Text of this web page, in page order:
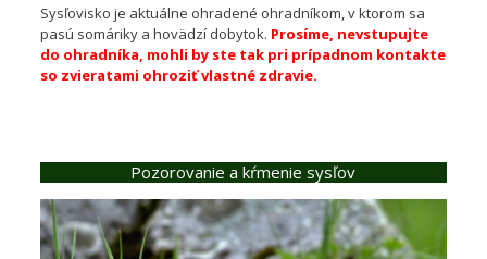
Sysľovisko je aktuálne ohradené ohradníkom, v ktorom sa
pasú somáriky a hovädzí dobytok. Prosíme, nevstupujte
do ohradníka, mohli by ste tak pri prípadnom kontakte
so zvieratami ohroziť vlastné zdravie.
Pozorovanie a kŕmenie sysľov